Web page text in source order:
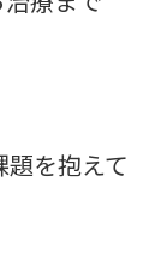
を抱えて